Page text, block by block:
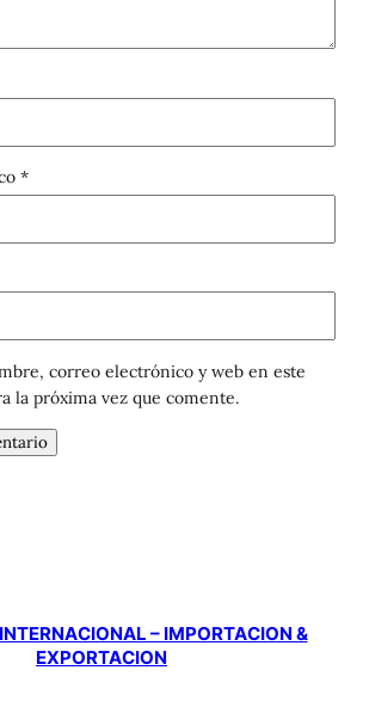
*
correo electrónico y web en este
la próxima vez que comente.
– IMPORTACION &
EXPORTACION